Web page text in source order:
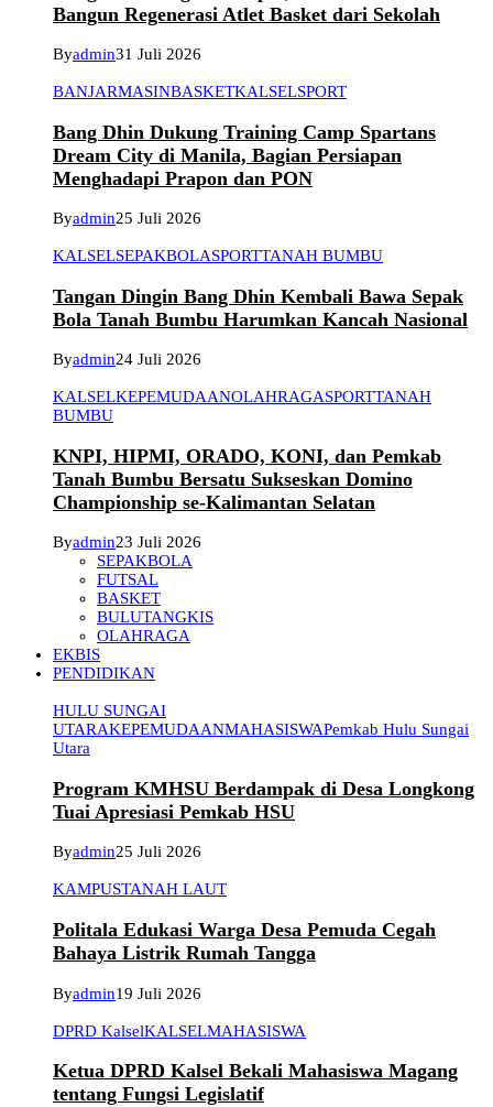
Bangun Regenerasi Atlet Basket dari Sekolah
Byadmin31 Juli 2026
BANJARMASINBASKETKALSELSPORT
Bang Dhin Dukung Training Camp Spartans
Dream City di Manila, Bagian Persiapan
Menghadapi Prapon dan PON
Byadmin25 Juli 2026
KALSELSEPAKBOLASPORTTANAH BUMBU
Tangan Dingin Bang Dhin Kembali Bawa Sepak
Bola Tanah Bumbu Harumkan Kancah Nasional
Byadmin24 Juli 2026
KALSELKEPEMUDAANOLAHRAGASPORTTANAH
BUMBU
KNPI, HIPMI, ORADO, KONI, dan Pemkab
Tanah Bumbu Bersatu Sukseskan Domino
Championship se-Kalimantan Selatan
Byadmin23 Juli 2026
SEPAKBOLA
FUTSAL
BASKET
BULUTANGKIS
OLAHRAGA
EKBIS
PENDIDIKAN
HULU SUNGAI
UTARAKEPEMUDAANMAHASISWAPemkab Hulu Sungai
Utara
Program KMHSU Berdampak di Desa Longkong
Tuai Apresiasi Pemkab HSU
Byadmin25 Juli 2026
KAMPUSTANAH LAUT
Politala Edukasi Warga Desa Pemuda Cegah
Bahaya Listrik Rumah Tangga
Byadmin19 Juli 2026
DPRD KalselKALSELMAHASISWA
Ketua DPRD Kalsel Bekali Mahasiswa Magang
tentang Fungsi Legislatif